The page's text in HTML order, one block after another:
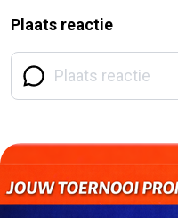
Plaats reactie